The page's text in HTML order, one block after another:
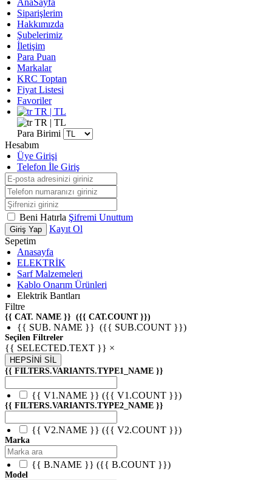
AnaSayfa
Siparişlerim
Hakkımızda
Şubelerimiz
İletişim
Para Puan
Markalar
KRC Toptan
Fiyat Listesi
Favoriler
TR | TL
TR | TL
Para Birimi
Hesabım
Üye Girişi
Telefon İle Giriş
Beni Hatırla Şifremi Unuttum
Giriş Yap
Kayıt Ol
Sepetim
Anasayfa
ELEKTRİK
Sarf Malzemeleri
Kablo Onarım Ürünleri
Elektrik Bantları
Filtre
{{ CAT. NAME }} ({{ CAT.COUNT }})
{{ SUB. NAME }} ({{ SUB.COUNT }})
Seçilen Filtreler
{{ SELECTED.TEXT }} ×
HEPSİNİ SİL
{{ FILTERS.VARIANTS.TYPE1_NAME }}
{{ V1.NAME }} ({{ V1.COUNT }})
{{ FILTERS.VARIANTS.TYPE2_NAME }}
{{ V2.NAME }} ({{ V2.COUNT }})
Marka
{{ B.NAME }} ({{ B.COUNT }})
Model